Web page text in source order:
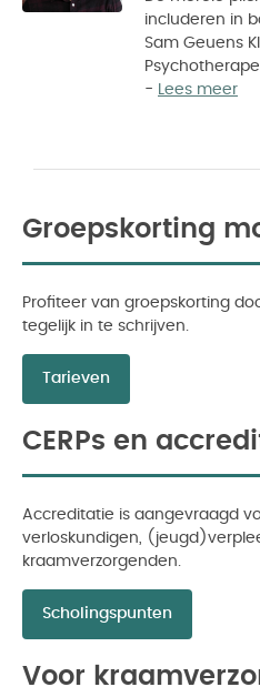
includeren in
Sam Geuens
- Lees meer
Groepskorting
Profiteer van groepskorting
tegelijk in te schrijven.
Tarieven
CERPs en
Accreditatie is aangevraagd
verloskundigen,
kraamverzorgenden.
Scholingspunten
Voor